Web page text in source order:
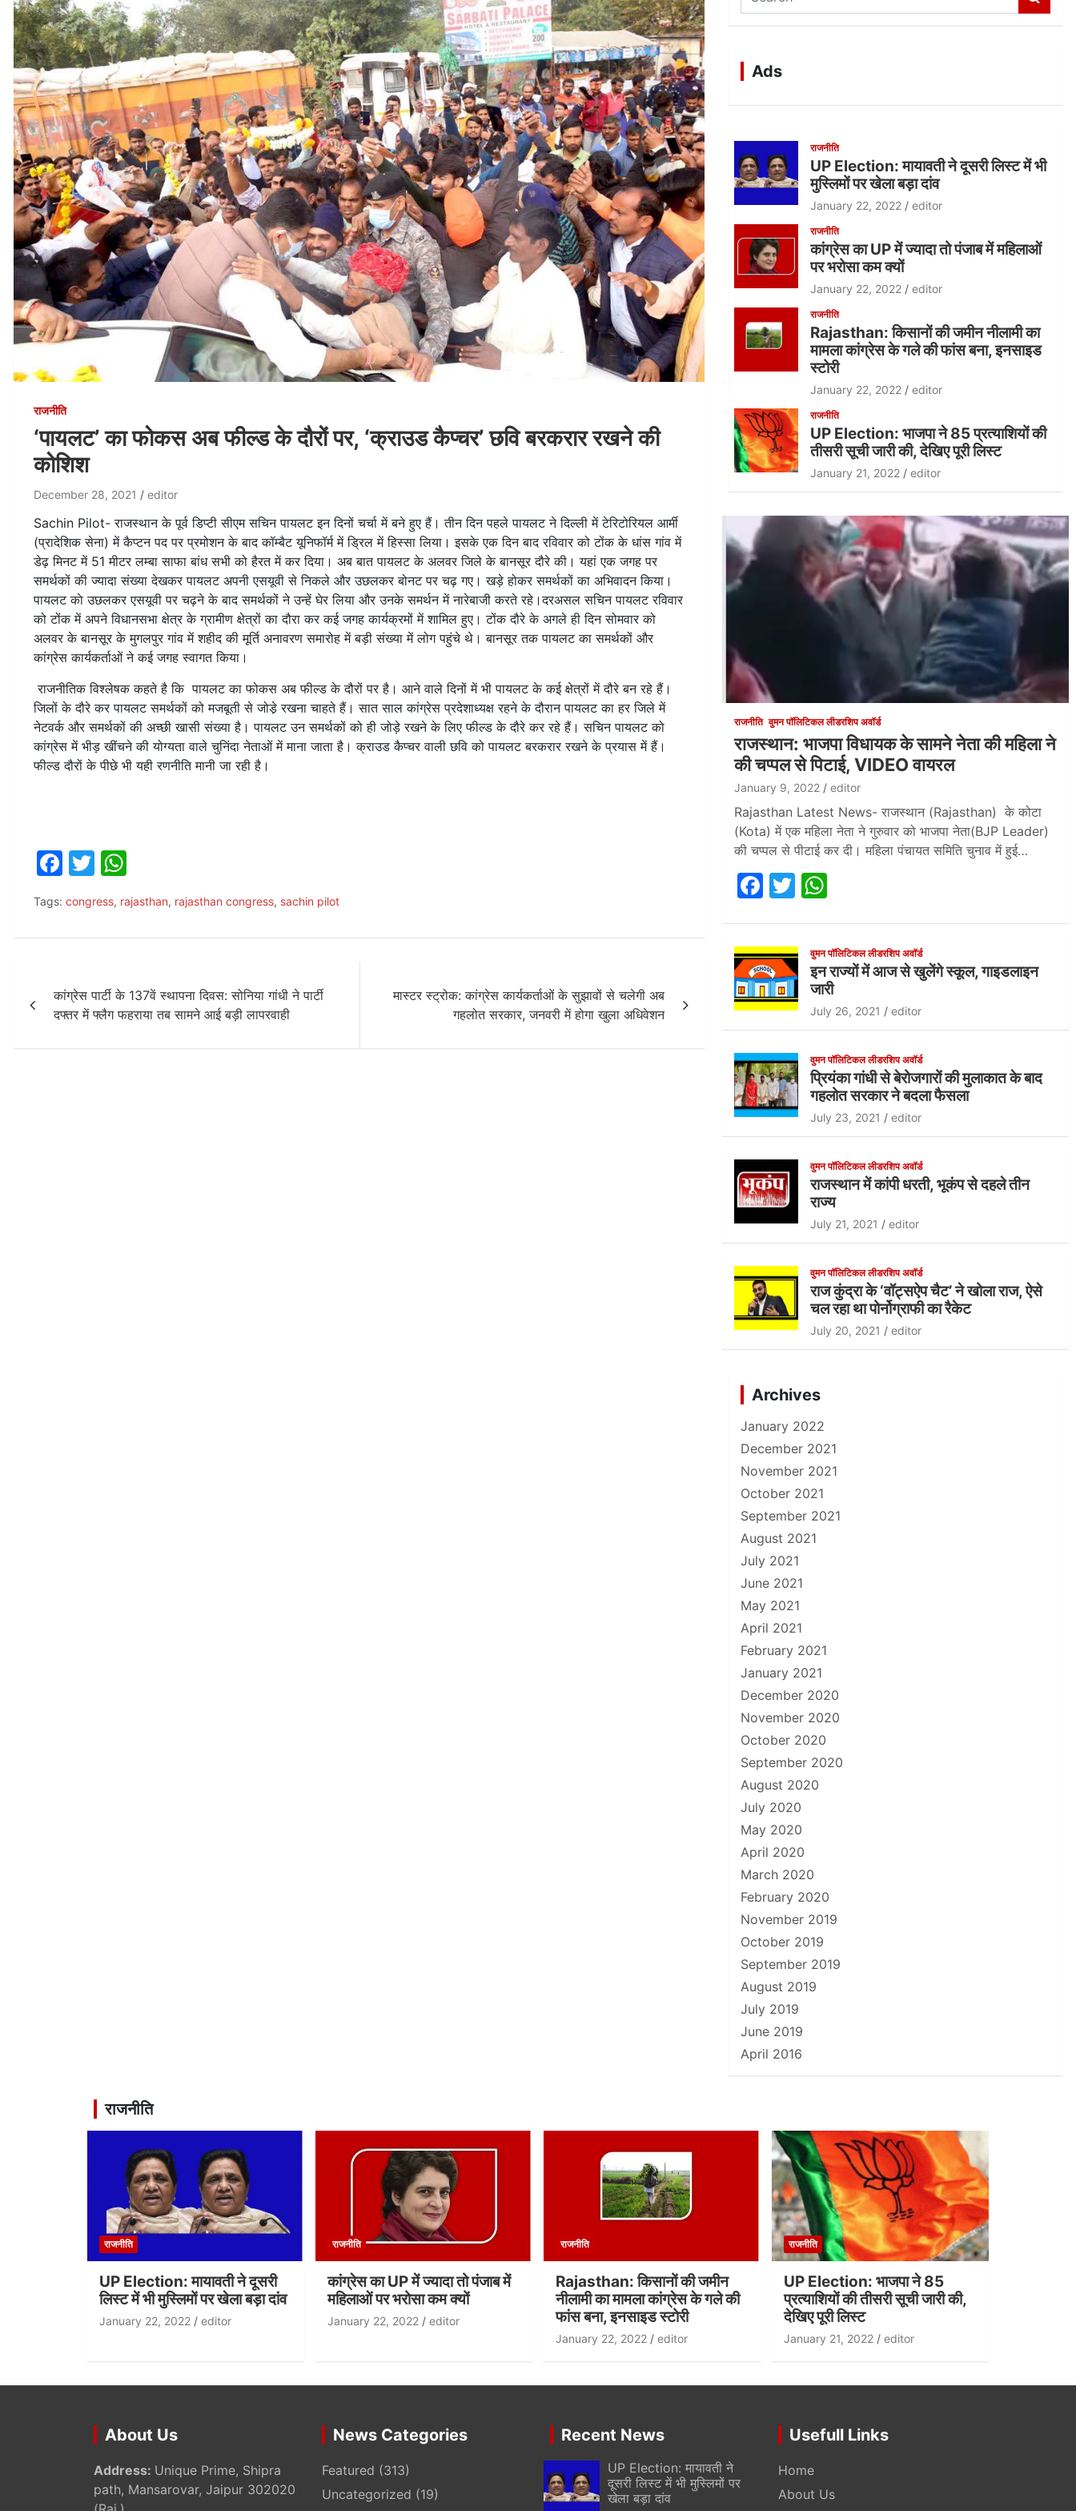
राजनीति
‘पायलट’ का फोकस अब फील्ड के दौरों पर, ‘क्राउड कैप्चर’ छवि बरकरार रखने की
कोशिश
December 28, 2021 editor
Sachin Pilot- राजस्थान के पूर्व डिप्टी सीएम सचिन पायलट इन दिनों चर्चा में बने हुए हैं। तीन दिन पहले पायलट ने दिल्ली में टेरिटोरियल आर्मी
(प्रादेशिक सेना) में कैप्टन पद पर प्रमोशन के बाद कॉम्बैट यूनिफॉर्म में ड्रिल में हिस्सा लिया। इसके एक दिन बाद रविवार को टोंक के धांस गांव में
डेढ़ मिनट में 51 मीटर लम्बा साफा बांध सभी को हैरत में कर दिया। अब बात पायलट के अलवर जिले के बानसूर दौरे की। यहां एक जगह पर
समर्थकों की ज्यादा संख्या देखकर पायलट अपनी एसयूवी से निकले और उछलकर बोनट पर चढ़ गए। खड़े होकर समर्थकों का अभिवादन किया।
पायलट काे उछलकर एसयूवी पर चढ़ने के बाद समर्थकों ने उन्हें घेर लिया और उनके समर्थन में नारेबाजी करते रहे।दरअसल सचिन पायलट रविवार
को टोंक में अपने विधानसभा क्षेत्र के ग्रामीण क्षेत्रों का दौरा कर कई जगह कार्यक्रमों में शामिल हुए। टोंक दौरे के अगले ही दिन सोमवार को
अलवर के बानसूर के मुगलपुर गांव में शहीद की मूर्ति अनावरण समारोह में बड़ी संख्या में लोग पहुंचे थे। बानसूर तक पायलट का समर्थकों और
कांग्रेस कार्यकर्ताओं ने कई जगह स्वागत किया।
राजनीतिक विश्लेषक कहते है कि पायलट का फोकस अब फील्ड के दौरों पर है। आने वाले दिनों में भी पायलट के कई क्षेत्रों में दौरे बन रहे हैं।
जिलों के दौरे कर पायलट समर्थकों को मजबूती से जोडे़ रखना चाहते हैं। सात साल कांग्रेस प्रदेशाध्यक्ष रहने के दौरान पायलट का हर जिले में
नेटवर्क और समर्थकों की अच्छी खासी संख्या है। पायलट उन समर्थकों को ही जोड़े रखने के लिए फील्ड के दौरे कर रहे हैं। सचिन पायलट को
कांग्रेस में भीड़ खींचने की योग्यता वाले चुनिंदा नेताओं में माना जाता है। क्राउड कैप्चर वाली छवि को पायलट बरकरार रखने के प्रयास में हैं।
फील्ड दौरों के पीछे भी यही रणनीति मानी जा रही है।
F
c
e
o
o
k
T
itt
er
h
at
s
p
p
Tags: congress, rajasthan, rajasthan congress, sachin pilot
navigation
कांग्रेस पार्टी के 137वें स्थापना दिवस: सोनिया गांधी ने पार्टी
दफ्तर में फ्लैग फहराया तब सामने आई बड़ी लापरवाही
मास्टर स्ट्रोक: कांग्रेस कार्यकर्ताओं के सुझावों से चलेगी अब
गहलोत सरकार, जनवरी में होगा खुला अधिवेशन
a
c
h
Ads
राजनीति
UP Election: मायावती ने दूसरी लिस्ट में भी
मुस्लिमों पर खेला बड़ा दांव
January 22, 2022 editor
राजनीति
कांग्रेस का UP में ज्यादा तो पंजाब में महिलाओं
पर भरोसा कम क्यों
January 22, 2022 editor
राजनीति
Rajasthan: किसानों की जमीन नीलामी का
मामला कांग्रेस के गले की फांस बना, इनसाइड
स्टोरी
January 22, 2022 editor
राजनीति
UP Election: भाजपा ने 85 प्रत्याशियों की
तीसरी सूची जारी की, देखिए पूरी लिस्ट
January 21, 2022 editor
राजनीति वुमन पॉलिटिकल लीडरशिप अवॉर्ड
राजस्थान: भाजपा विधायक के सामने नेता की महिला ने
की चप्पल से पिटाई, VIDEO वायरल
January 9, 2022 editor
Rajasthan Latest News- राजस्थान (Rajasthan) के कोटा
(Kota) में एक महिला नेता ने गुरुवार को भाजपा नेता(BJP Leader)
की चप्पल से पीटाई कर दी। महिला पंचायत समिति चुनाव में हुई…
F
e
b
o
o
k
T
er s
A
p
p
वुमन पॉलिटिकल लीडरशिप अवॉर्ड
इन राज्यों में आज से खुलेंगे स्कूल, गाइडलाइन
जारी
July 26, 2021 editor
वुमन पॉलिटिकल लीडरशिप अवॉर्ड
प्रियंका गांधी से बेरोजगारों की मुलाकात के बाद
गहलोत सरकार ने बदला फैसला
July 23, 2021 editor
वुमन पॉलिटिकल लीडरशिप अवॉर्ड
राजस्थान में कांपी धरती, भूकंप से दहले तीन
राज्य
July 21, 2021 editor
वुमन पॉलिटिकल लीडरशिप अवॉर्ड
राज कुंद्रा के ‘वॉट्सऐप चैट’ ने खोला राज, ऐसे
चल रहा था पोर्नोग्राफी का रैकेट
July 20, 2021 editor
Archives
January 2022
December 2021
November 2021
October 2021
September 2021
August 2021
July 2021
June 2021
May 2021
April 2021
February 2021
January 2021
December 2020
November 2020
October 2020
September 2020
August 2020
July 2020
May 2020
April 2020
March 2020
February 2020
November 2019
October 2019
September 2019
August 2019
July 2019
June 2019
April 2016
राजनीति
राजनीति
UP Election: मायावती ने दूसरी
लिस्ट में भी मुस्लिमों पर खेला बड़ा दांव
January 22, 2022 editor
राजनीति
कांग्रेस का UP में ज्यादा तो पंजाब में
महिलाओं पर भरोसा कम क्यों
January 22, 2022 editor
राजनीति
Rajasthan: किसानों की जमीन
नीलामी का मामला कांग्रेस के गले की
फांस बना, इनसाइड स्टोरी
January 22, 2022 editor
राजनीति
UP Election: भाजपा ने 85
प्रत्याशियों की तीसरी सूची जारी की,
देखिए पूरी लिस्ट
January 21, 2022 editor
About Us
Address: Unique Prime, Shipra
path, Mansarovar, Jaipur 302020
News Categories
Featured (313)
Uncategorized (19)
Recent News
UP Election: मायावती ने
दूसरी लिस्ट में भी मुस्लिमों पर
खेला बड़ा दांव
Usefull Links
Home
About Us